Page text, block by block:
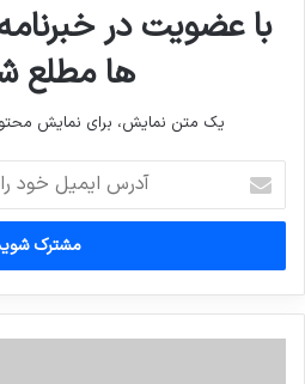
با عضویت در خبرنامه
ها مطلع
یک متن نمایش، برای نمایش
ایمیل
خود
وارد
کنید